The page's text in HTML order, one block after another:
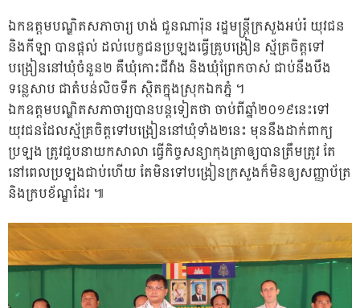
ឯកឧត្តមបណ្ឌិតសភាចារ្យ ហង់ ជួនណារ៉ុន រដ្ឋមន្ត្រីក្រសួងអប់រំ យុវជន
និងកីឡា បានផ្តល់ ដល់បេក្ខជនប្រឡងធ្វើគ្រូបង្រៀន ស្ម័គ្រចិត្តទៅ
បង្រៀននៅឃុំចំនួន២ គឺឃុំកោះជីវាំង និងឃុំព្រែកចាស់ ជាប់នឹងបឹង
ទន្លេសាប ជាតំបន់លិចទឹក ស្ថិតក្នុងស្រុកឯកភ្នំ ។
ឯកឧត្តមបណ្ឌិតសភាចារ្យបានបន្តទៀតថា ចាប់ពីឆ្នាំ២០១៩នេះទៅ
យុវជនដែលស្ម័គ្រចិត្តទៅបង្រៀននៅឃុំទាំង២នេះ មុននឹងដាក់ពាក្យ
ប្រឡង ត្រូវជួបនាយកសាលា ធ្វើកិច្ចសន្យាកុងត្រាឲ្យបានត្រឹមត្រូវ តែ
នៅពេលប្រឡងជាប់ហើយ តែមិនទៅបង្រៀនក្រសួងក៏មិនឲ្យសញ្ញាប័ត្រ
និងក្របខ័ណ្ឌដែរ ៕